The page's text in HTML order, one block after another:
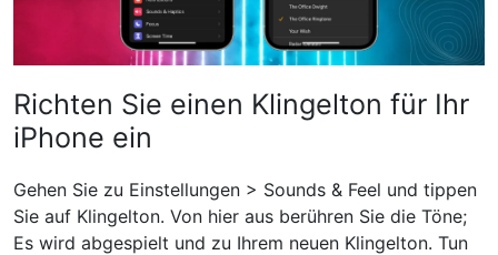
Richten Sie einen Klingelton für Ihr
iPhone ein
Gehen Sie zu Einstellungen > Sounds & Feel und tippen
Sie auf Klingelton. Von hier aus berühren Sie die Töne;
Es wird abgespielt und zu Ihrem neuen Klingelton. Tun